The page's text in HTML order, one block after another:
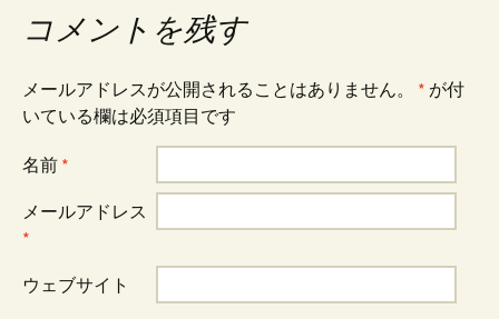
コメントを残す
メールアドレスが公開されることはありません。 * が付
いている欄は必須項目です
名前 *
メールアドレス
*
ウェブサイト